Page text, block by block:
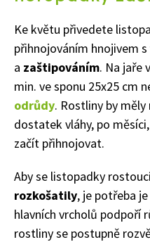
Ke květu přivedete
přihnojováním hnojivem
a zaštipováním. Na jaře
min. ve sponu 25x25 cm
odrůdy. Rostliny by
dostatek vláhy, po
začít přihnojovat.
Aby se listopadky
rozkošatily, je potřeba
hlavních vrcholů podpoří
rostliny se postupně